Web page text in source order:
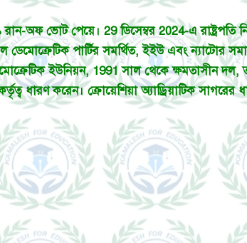
অফ ভোট পেয়ে। 29 ডিসেম্বর 2024-এ
পার্টির সমর্থিত, ইইউ এবং ন্যাটোর
ইউনিয়ন, 1991 সাল থেকে ক্ষমতাসীন দল,
কর্তৃত্ব ধারণ করেন। ক্রোয়েশিয়া অ্যাড্রিয়াটিক